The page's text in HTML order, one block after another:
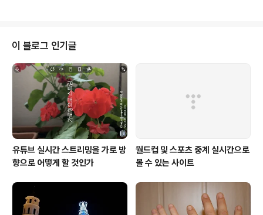
이 블로그 인기글
유튜브 실시간 스트리밍을 가로 방
향으로 어떻게 할 것인가
월드컵 및 스포츠 중계 실시간으로
볼 수 있는 사이트